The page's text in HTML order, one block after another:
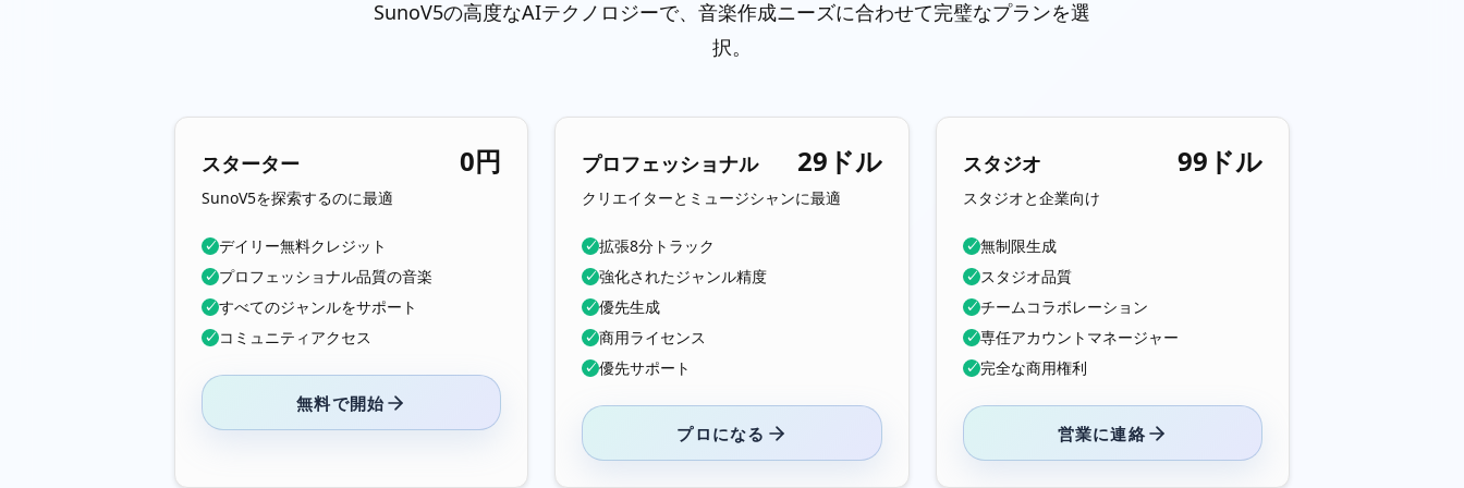
SunoV5の高度なAIテクノロジーで、音楽作成ニーズに合わせて完璧なプランを選
択。
スターター 0円
SunoV5を探索するのに最適
✓デイリー無料クレジット
✓プロフェッショナル品質の音楽
✓すべてのジャンルをサポート
✓ コミュニティアクセス
無料で開始
プロフェッショナル 29ドル
クリエイターとミュージシャンに最適
✓拡張8分トラック
✓強化されたジャンル精度
✓優先生成
✓商用ライセンス
✓優先サポート
プロになる
スタジオ 99ドル
スタジオと企業向け
✓無制限生成
✓スタジオ品質
✓チームコラボレーション
✓専任アカウントマネージャー
✓完全な商用権利
営業に連絡